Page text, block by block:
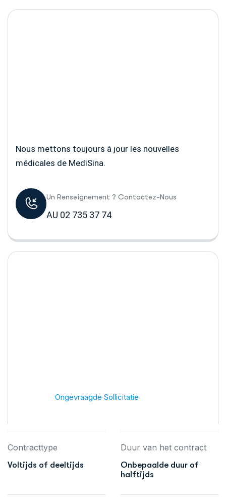
Nous mettons toujours à jour les nouvelles
médicales de MediSina.
Un Renseignement ? Contactez-Nous
AU 02 735 37 74
Ongevraagde Sollicitatie
Contracttype
Voltijds of deeltijds
Duur van het contract
Onbepaalde duur of
halftijds